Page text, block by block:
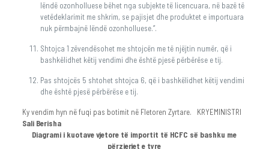
lëndë ozonholluese bëhet nga subjekte të licencuara, në bazë të
vetëdeklarimit me shkrim, se pajisjet dhe produktet e importuara
nuk përmbajnë lëndë ozonholluese.”.
Shtojca 1 zëvendësohet me shtojcën me të njëjtin numër, që i
bashkëlidhet këtij vendimi dhe është pjesë përbërëse e tij.
Pas shtojcës 5 shtohet shtojca 6, që i bashkëlidhet këtij vendimi
dhe është pjesë përbërëse e tij.
Ky vendim hyn në fuqi pas botimit në Fletoren Zyrtare. KRYEMINISTRI
Sali Berisha
Diagrami i kuotave vjetore të importit të HCFC së bashku me
përzierjet e tyre